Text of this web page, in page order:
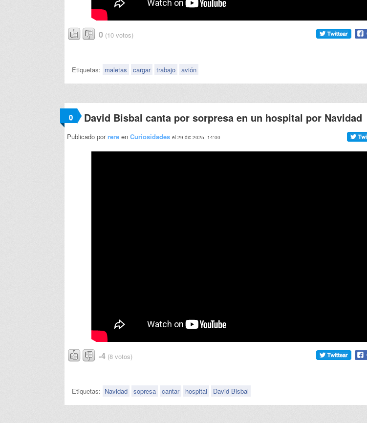
0 (10 votos)
Etiquetas: maletas cargar trabajo avión
0 David Bisbal canta por sorpresa en un hospital por Navidad
Publicado porrere en Curiosidades el 29 dic 2025, 14:00
-4 (8 votos)
Etiquetas: Navidad sopresa cantar hospital David Bisbal